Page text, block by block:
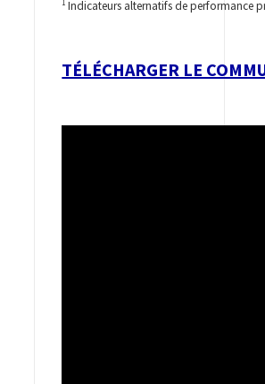
Indicateurs alternatifs de performance
TÉLÉCHARGER LE